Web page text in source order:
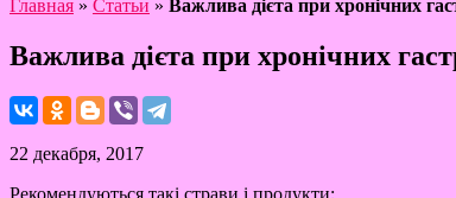
Главная » Статьи » Важлива дiєта при хронiчних
Важлива дiєта при хронiчних
22 декабря, 2017
Рекомендуються такі страви і продукти: